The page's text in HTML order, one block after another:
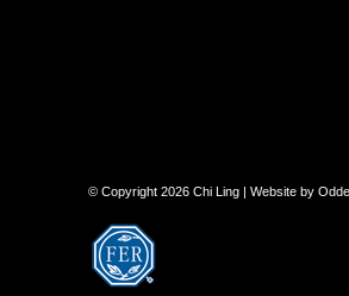
© Copyright 2026 Chi Ling | Website by